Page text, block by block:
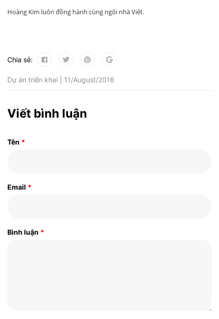
Hoàng Kim luôn đồng hành cùng ngôi nhà Việt.
Chia sẻ:
Dự án triển khai | 11/August/2016
Viết bình luận
Tên *
Email *
Bình luận *